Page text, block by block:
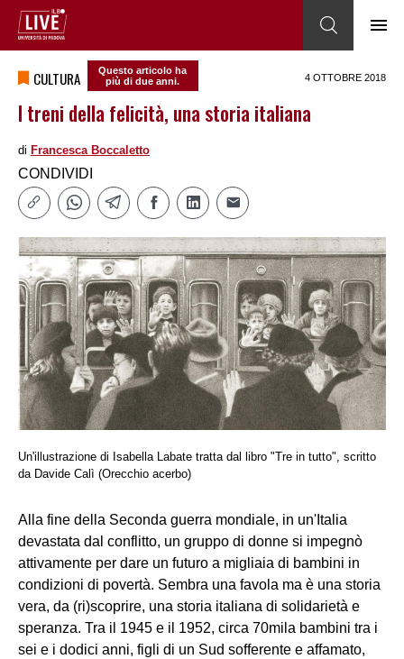
CULTURA
Questo articolo ha
più di due anni.
4 OTTOBRE 2018
I treni della felicità, una storia italiana
di Francesca Boccaletto
CONDIVIDI
Un'illustrazione di Isabella Labate tratta dal libro "Tre in tutto", scritto
da Davide Calì (Orecchio acerbo)
Alla fine della Seconda guerra mondiale, in un'Italia
devastata dal conflitto, un gruppo di donne si impegnò
attivamente per dare un futuro a migliaia di bambini in
condizioni di povertà. Sembra una favola ma è una storia
vera, da (ri)scoprire, una storia italiana di solidarietà e
speranza. Tra il 1945 e il 1952, circa 70mila bambini tra i
sei e i dodici anni, figli di un Sud sofferente e affamato,